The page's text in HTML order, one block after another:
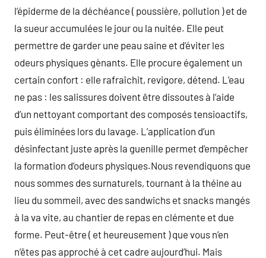
l’épiderme de la déchéance ( poussière, pollution ) et de
la sueur accumulées le jour ou la nuitée. Elle peut
permettre de garder une peau saine et d’éviter les
odeurs physiques gènants. Elle procure également un
certain confort : elle rafraîchit, revigore, détend. L’eau
ne pas : les salissures doivent être dissoutes à l’aide
d’un nettoyant comportant des composés tensioactifs,
puis éliminées lors du lavage. L’application d’un
désinfectant juste après la guenille permet d’empêcher
la formation d’odeurs physiques.Nous revendiquons que
nous sommes des surnaturels, tournant à la théine au
lieu du sommeil, avec des sandwichs et snacks mangés
à la va vite, au chantier de repas en clémente et due
forme. Peut-être ( et heureusement ) que vous n’en
n’êtes pas approché à cet cadre aujourd’hui. Mais